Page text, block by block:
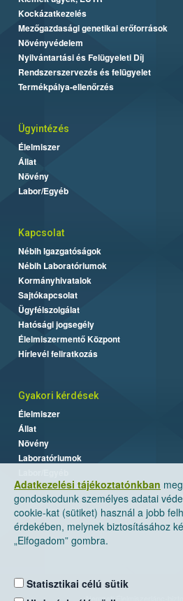
Adatkezelési tájékoztatónkban
gondoskodunk személyes adatai
cookie-kat (sütiket) használ a jobb
érdekében, melynek biztosításához
„Elfogadom” gombra.
Statisztikai célú sütik
Kockázatkezelés
Mezőgazdasági genetikai erőforrások
Növényvédelem
Nyilvántartási és Felügyeleti Díj
Rendszerszervezés és felügyelet
Termékpálya-ellenőrzés
Ügyintézés
Élelmiszer
Állat
Növény
Labor/Egyéb
Kapcsolat
Nébih Igazgatóságok
Nébih Laboratóriumok
Kormányhivatalok
Sajtókapcsolat
Ügyfélszolgálat
Hatósági jogsegély
Élelmiszermentő Központ
Hírlevél feliratkozás
Gyakori kérdések
Élelmiszer
Állat
Növény
Laboratóriumok
Nemzeti Élelmiszerlánc-